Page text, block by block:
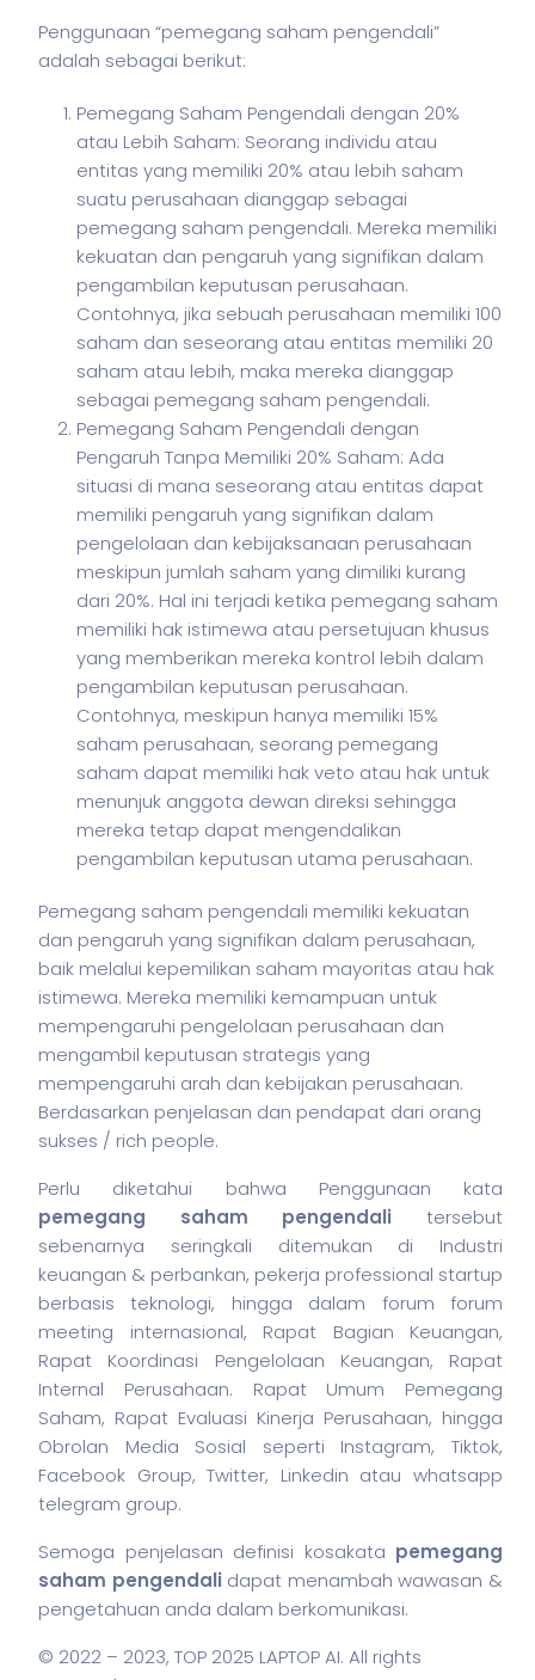
Penggunaan “pemegang saham pengendali”
adalah sebagai berikut:
Pemegang Saham Pengendali dengan 20%
atau Lebih Saham: Seorang individu atau
entitas yang memiliki 20% atau lebih saham
suatu perusahaan dianggap sebagai
pemegang saham pengendali. Mereka memiliki
kekuatan dan pengaruh yang signifikan dalam
pengambilan keputusan perusahaan.
Contohnya, jika sebuah perusahaan memiliki 100
saham dan seseorang atau entitas memiliki 20
saham atau lebih, maka mereka dianggap
sebagai pemegang saham pengendali.
Pemegang Saham Pengendali dengan
Pengaruh Tanpa Memiliki 20% Saham: Ada
situasi di mana seseorang atau entitas dapat
memiliki pengaruh yang signifikan dalam
pengelolaan dan kebijaksanaan perusahaan
meskipun jumlah saham yang dimiliki kurang
dari 20%. Hal ini terjadi ketika pemegang saham
memiliki hak istimewa atau persetujuan khusus
yang memberikan mereka kontrol lebih dalam
pengambilan keputusan perusahaan.
Contohnya, meskipun hanya memiliki 15%
saham perusahaan, seorang pemegang
saham dapat memiliki hak veto atau hak untuk
menunjuk anggota dewan direksi sehingga
mereka tetap dapat mengendalikan
pengambilan keputusan utama perusahaan.
Pemegang saham pengendali memiliki kekuatan
dan pengaruh yang signifikan dalam perusahaan,
baik melalui kepemilikan saham mayoritas atau hak
istimewa. Mereka memiliki kemampuan untuk
mempengaruhi pengelolaan perusahaan dan
mengambil keputusan strategis yang
mempengaruhi arah dan kebijakan perusahaan.
Berdasarkan penjelasan dan pendapat dari orang
sukses / rich people.
Perlu diketahui bahwa Penggunaan kata
pemegang saham pengendali tersebut
sebenarnya seringkali ditemukan di Industri
keuangan & perbankan, pekerja professional startup
berbasis teknologi, hingga dalam forum forum
meeting internasional, Rapat Bagian Keuangan,
Rapat Koordinasi Pengelolaan Keuangan, Rapat
Internal Perusahaan. Rapat Umum Pemegang
Saham, Rapat Evaluasi Kinerja Perusahaan, hingga
Obrolan Media Sosial seperti Instagram, Tiktok,
Facebook Group, Twitter, Linkedin atau whatsapp
telegram group.
Semoga penjelasan definisi kosakata pemegang
saham pengendali dapat menambah wawasan &
pengetahuan anda dalam berkomunikasi.
© 2022 – 2023, TOP 2025 LAPTOP AI. All rights